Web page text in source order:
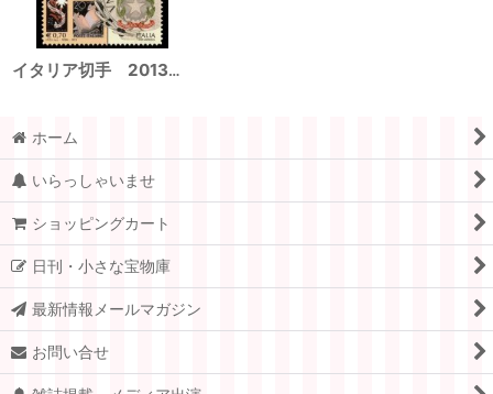
イタリア切手 2013年 イタリアの芸術文化遺産 1種
ホーム
いらっしゃいませ
ショッピングカート
日刊・小さな宝物庫
最新情報メールマガジン
お問い合せ